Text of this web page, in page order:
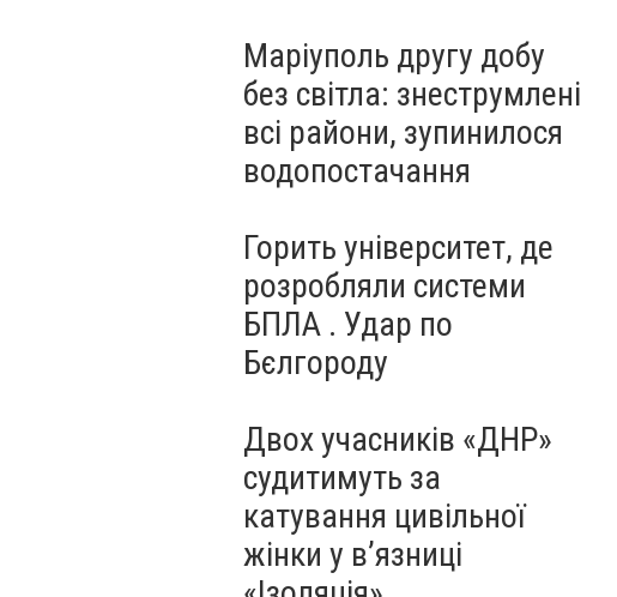
Маріуполь другу добу
без світла: знеструмлені
всі райони, зупинилося
водопостачання
Горить університет, де
розробляли системи
БПЛА . Удар по
Бєлгороду
Двох учасників «ДНР»
судитимуть за
катування цивільної
жінки у в’язниці